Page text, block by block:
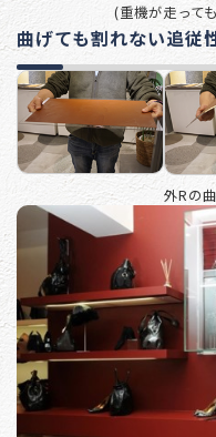
(重機が走って
曲げても割れない追従
外Rの